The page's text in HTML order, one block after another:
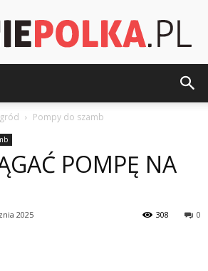
Pompy do szamb
POMPĘ NA
2025 0
308